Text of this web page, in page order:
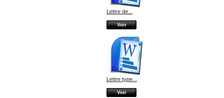
Lettre de...
Voir
Lettre type...
Voir